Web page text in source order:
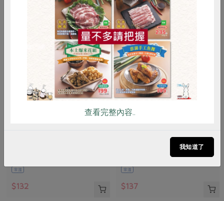
常溫
$132
瑪諾蘭迦工作室
常溫
$137
RPET 食譜 減硝酸鹽
雞蛋 食安 共同購買
查看完整內容..
我知道了